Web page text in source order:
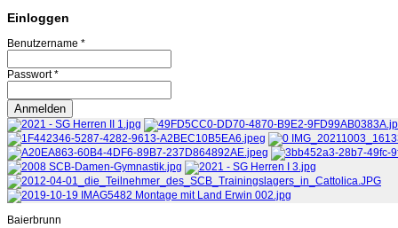
Einloggen
Benutzername *
Passwort *
Baierbrunn